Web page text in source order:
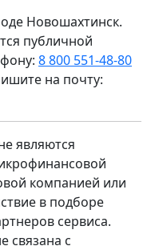
Новошахтинск.
публичной
8 800 551-48-80
на почту:
являются
компанией или
в подборе
сервиса.
связана с